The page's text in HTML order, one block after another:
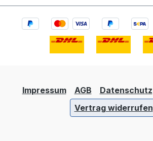
Impressum AGB Datenschutz
Vertrag widerrufen